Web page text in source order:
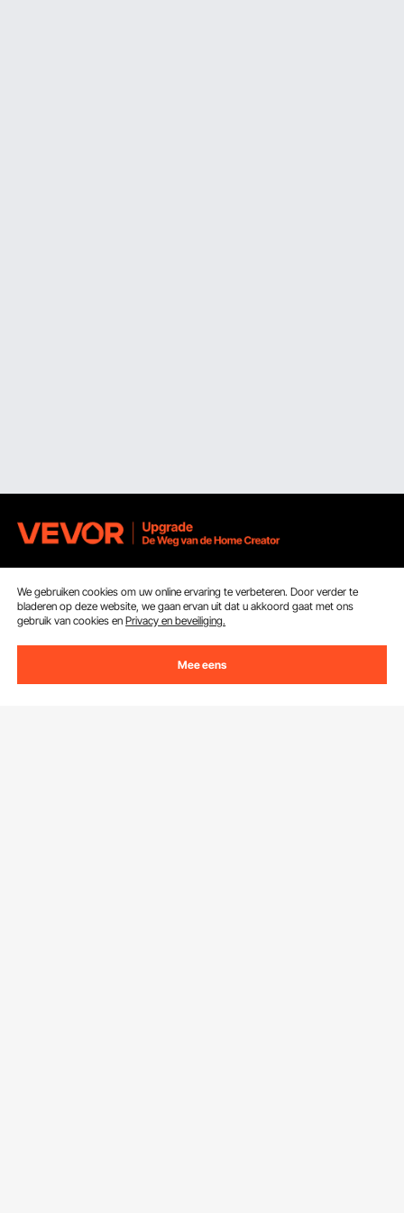
Ontvang 5 € korting als je je inschrijft voor e-mails
met besparingen en tips.
E-mailadres Abonneren
We gebruiken cookies om uw online ervaring te verbeteren. Door verder te
bladeren op deze website, we gaan ervan uit dat u akkoord gaat met ons
gebruik van cookies enPrivacy en beveiliging.
Mee eens